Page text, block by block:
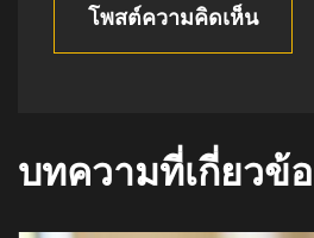
โพสต์ความคิดเห็น
บทความที่เกี่ยวข้